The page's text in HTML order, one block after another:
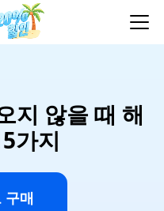
지 않을 때 해
가지
구매